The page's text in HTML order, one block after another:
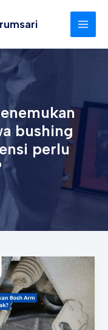
bushing
perlu